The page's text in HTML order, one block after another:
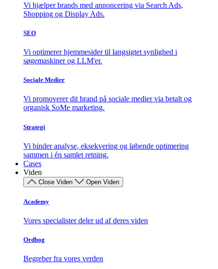
Vi hjælper brands med annoncering via Search Ads,
Shopping og Display Ads.
SEO
Vi optimerer hjemmesider til langsigtet synlighed i
søgemaskiner og LLM'er.
Sociale Medier
Vi promoverer dit brand på sociale medier via betalt og
organisk SoMe marketing.
Strategi
Vi binder analyse, eksekvering og løbende optimering
sammen i én samlet retning.
Cases
Viden
Close Viden Open Viden
Academy
Vores specialister deler ud af deres viden
Ordbog
Begreber fra vores verden